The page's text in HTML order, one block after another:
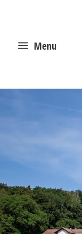
a Menu